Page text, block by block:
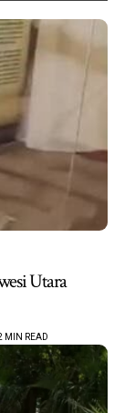
Utara
MIN READ